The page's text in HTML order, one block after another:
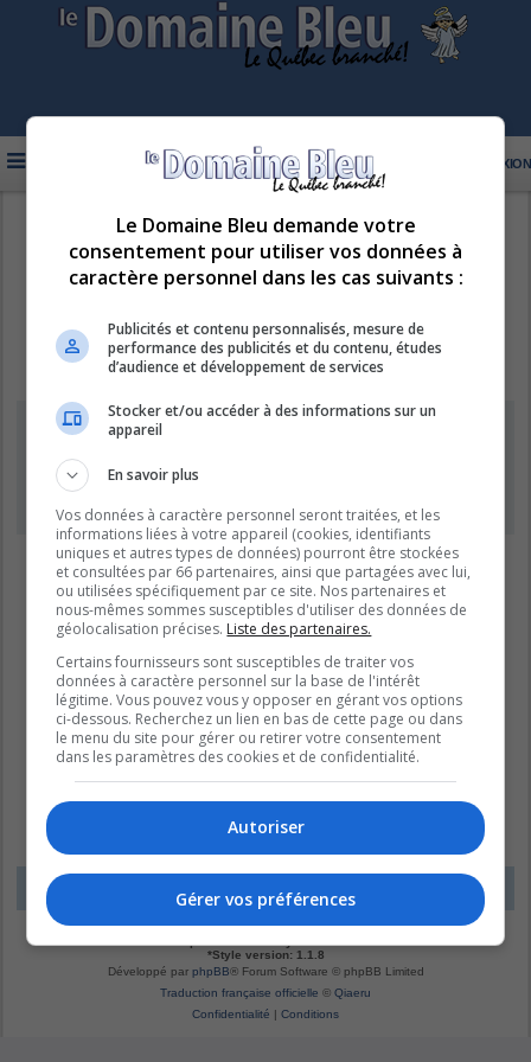
CONNEXION
INSCRIPTION
LE DOMAINE BLEU
Information
Vous ne pouvez pas effectuer de recherche pour le moment car le
LE DOMAINE BLEU UTC-04:00
*Original byChristian 2.0
*Style version: 1.1.8
Développé par phpBB® Forum Software © phpBB Limited
Traduction française officielle © Qiaeru
Confidentialité | Conditions
Le Domaine Bleu demande votre
consentement pour utiliser vos données à
caractère personnel dans les cas suivants :
Publicités et contenu personnalisés, mesure de
performance des publicités et du contenu, études
d’audience et développement de services
Stocker et/ou accéder à des informations sur un
appareil
En savoir plus
Vos données à caractère personnel seront traitées, et les
informations liées à votre appareil (cookies, identifiants
uniques et autres types de données) pourront être stockées
et consultées par 66 partenaires, ainsi que partagées avec lui,
ou utilisées spécifiquement par ce site. Nos partenaires et
nous-mêmes sommes susceptibles d'utiliser des données de
géolocalisation précises. Liste des partenaires.
Certains fournisseurs sont susceptibles de traiter vos
données à caractère personnel sur la base de l'intérêt
légitime. Vous pouvez vous y opposer en gérant vos options
ci-dessous. Recherchez un lien en bas de cette page ou dans
le menu du site pour gérer ou retirer votre consentement
dans les paramètres des cookies et de confidentialité.
Autoriser
Gérer vos préférences